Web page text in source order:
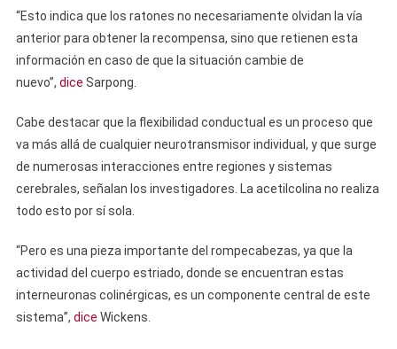
“Esto indica que los ratones no necesariamente olvidan la vía
anterior para obtener la recompensa, sino que retienen esta
información en caso de que la situación cambie de
nuevo”, dice Sarpong.
Cabe destacar que la flexibilidad conductual es un proceso que
va más allá de cualquier neurotransmisor individual, y que surge
de numerosas interacciones entre regiones y sistemas
cerebrales, señalan los investigadores. La acetilcolina no realiza
todo esto por sí sola.
“Pero es una pieza importante del rompecabezas, ya que la
actividad del cuerpo estriado, donde se encuentran estas
interneuronas colinérgicas, es un componente central de este
sistema”, dice Wickens.